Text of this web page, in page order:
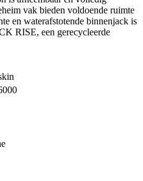
vak bieden voldoende ruimte
en waterafstotende binnenjack is
RISE, een gerecycleerde